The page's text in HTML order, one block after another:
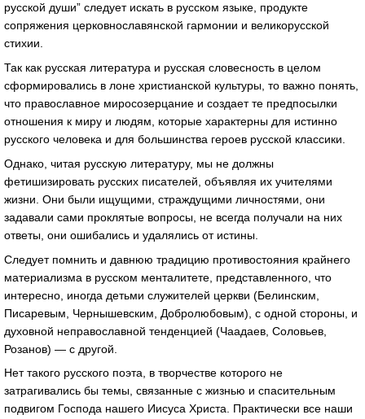
русской души” следует искать в русском языке, продукте
сопряжения церковнославянской гармонии и великорусской
стихии.
Так как русская литература и русская словесность в целом
сформировались в лоне христианской культуры, то важно понять,
что православное миросозерцание и создает те предпосылки
отношения к миру и людям, которые характерны для истинно
русского человека и для большинства героев русской классики.
Однако, читая русскую литературу, мы не должны
фетишизировать русских писателей, объявляя их учителями
жизни. Они были ищущими, страждущими личностями, они
задавали сами проклятые вопросы, не всегда получали на них
ответы, они ошибались и удалялись от истины.
Следует помнить и давнюю традицию противостояния крайнего
материализма в русском менталитете, представленного, что
интересно, иногда детьми служителей церкви (Белинским,
Писаревым, Чернышевским, Добролюбовым), с одной стороны, и
духовной неправославной тенденцией (Чаадаев, Соловьев,
Розанов) — с другой.
Нет такого русского поэта, в творчестве которого не
затрагивались бы темы, связанные с жизнью и спасительным
подвигом Господа нашего Иисуса Христа. Практически все наши